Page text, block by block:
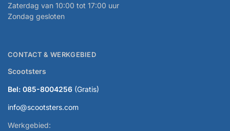
Zaterdag van 10:00 tot 17:00 uur
Zondag gesloten
CONTACT & WERKGEBIED
Scootsters
Bel: 085-8004256 (Gratis)
info@scootsters.com
Werkgebied: